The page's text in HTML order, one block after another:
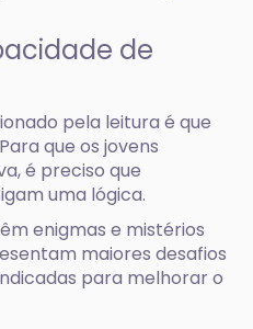
de
pela leitura é que
que os jovens
é preciso que
uma lógica.
enigmas e mistérios
maiores desafios
para melhorar o